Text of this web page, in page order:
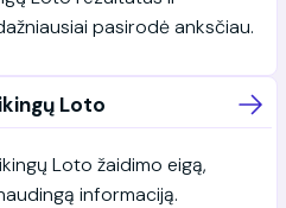
pasirodė anksčiau.
Loto
Loto žaidimo eigą,
informaciją.